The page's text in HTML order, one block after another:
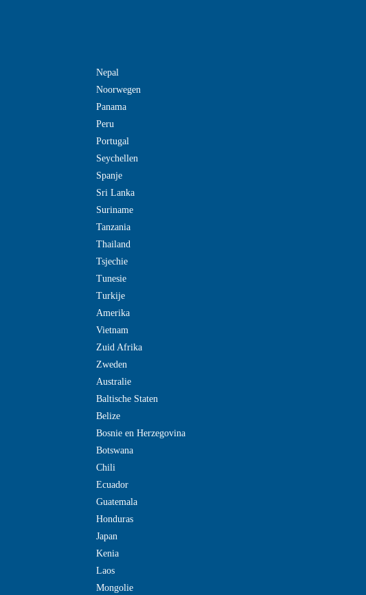
Nepal
Noorwegen
Panama
Peru
Portugal
Seychellen
Spanje
Sri Lanka
Suriname
Tanzania
Thailand
Tsjechie
Tunesie
Turkije
Amerika
Vietnam
Zuid Afrika
Zweden
Australie
Baltische Staten
Belize
Bosnie en Herzegovina
Botswana
Chili
Ecuador
Guatemala
Honduras
Japan
Kenia
Laos
Mongolie